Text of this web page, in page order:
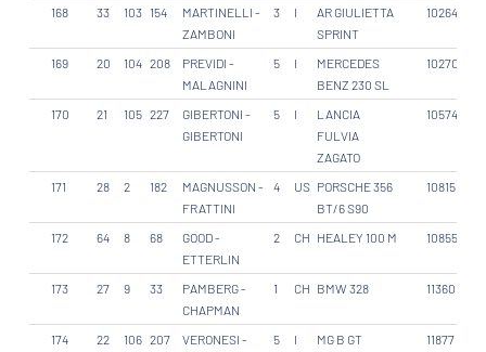
168 33 103 154
MARTINELLI -
ZAMBONI
3 I
AR GIULIETTA
SPRINT
10264
169 20 104 208
PREVIDI -
MALAGNINI
5 I
MERCEDES
BENZ 230 SL
10270
170 21 105 227
GIBERTONI -
GIBERTONI
5 I
LANCIA
FULVIA
ZAGATO
10574
171 28 2 182
MAGNUSSON -
FRATTINI
4 US PORSCHE 356
BT/6 S90
10815
172 64 8 68
GOOD -
ETTERLIN
2 CH HEALEY 100 M 10855
173 27 9 33
PAMBERG -
CHAPMAN
1 CH BMW 328 11360
174 22 106 207
VERONESI -
5 I MG B GT 11877